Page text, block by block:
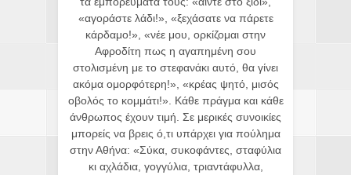
«αγοράστε λάδι!», «ξεχάσατε να πάρετε
κάρδαμο!», «νέε μου, ορκίζομαι στην
Αφροδίτη πως η αγαπημένη σου
στολισμένη με το στεφανάκι αυτό, θα γίνει
ακόμα ομορφότερη!», «κρέας ψητό, μισός
οβολός το κομμάτι!». Κάθε πράγμα και κάθε
άνθρωπος έχουν τιμή. Σε μερικές συνοικίες
μπορείς να βρεις ό,τι υπάρχει για πούλημα
στην Αθήνα: «Σύκα, συκοφάντες, σταφύλια
κι αχλάδια, γογγύλια, τριαντάφυλλα,